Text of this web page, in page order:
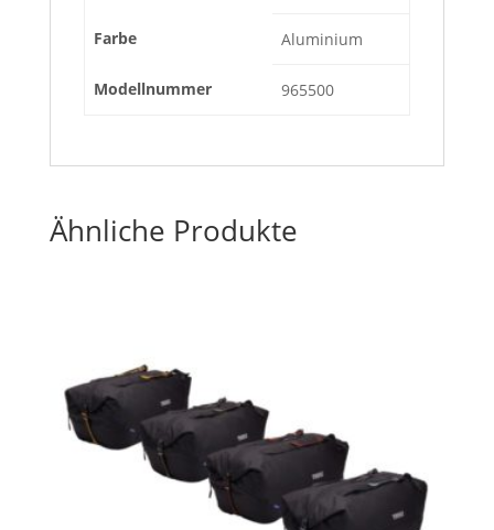
Farbe Aluminium
Modellnummer 965500
Ähnliche Produkte